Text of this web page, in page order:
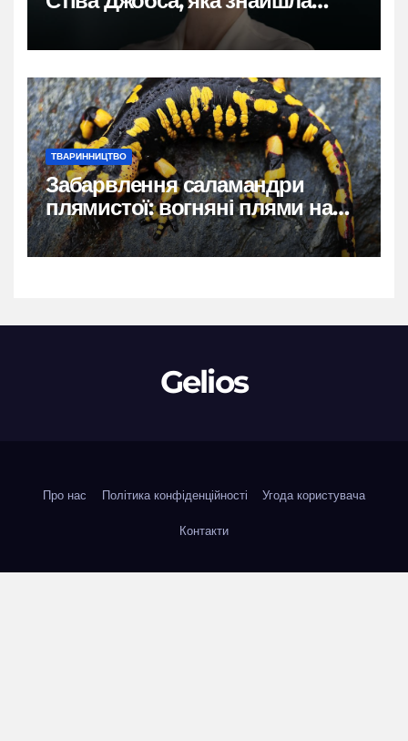
власний голос
ТВАРИННИЦТВО
Забарвлення саламандри
плямистої: вогняні плями на
чорному тлі
Gelios
Про нас Політика конфіденційності Угода користувача
Контакти